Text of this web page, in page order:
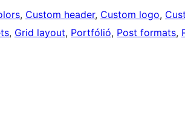
, Custom header, Custom logo,
, Grid layout, Portfólió, Post formats,